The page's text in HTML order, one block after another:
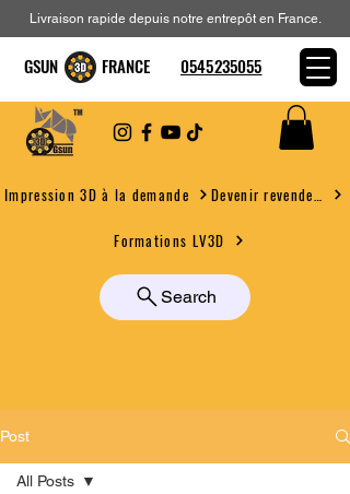
Impression 3D à la demande
Formations LV3D
Search
Livraison rapide depuis notre entrepôt en France.
GSUN FRANCE 0545235055
Post
All Posts